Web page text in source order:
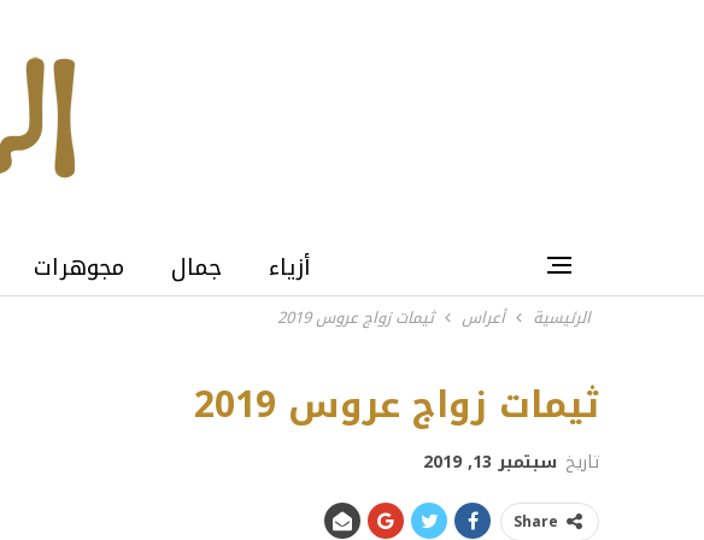
أزياء جمال مجوهرات
الرئيسية أعراس ثيمات زواج عروس 2019
Next
ثيمات زواج عروس 2019
تاريخ سبتمبر 13, 2019
Share